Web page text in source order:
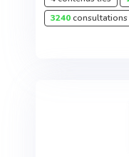
3240consultations